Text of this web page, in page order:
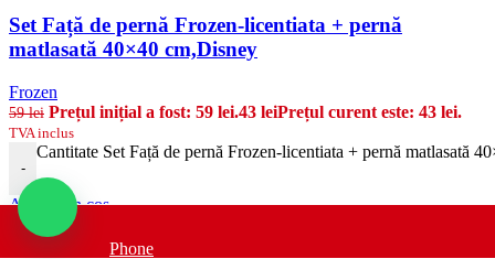
Set Față de pernă Frozen-licentiata + pernă
matlasată 40×40 cm,Disney
Frozen
59lei Prețul inițial a fost: 59 lei.43 leiPrețul curent este: 43 lei.
TVA inclus
-
Cantitate Set Față de pernă Frozen-licentiata + pernă matlasată
Adauga in cos
Set pentru camera copiilor format din Față de pernă Frozen -
Phone